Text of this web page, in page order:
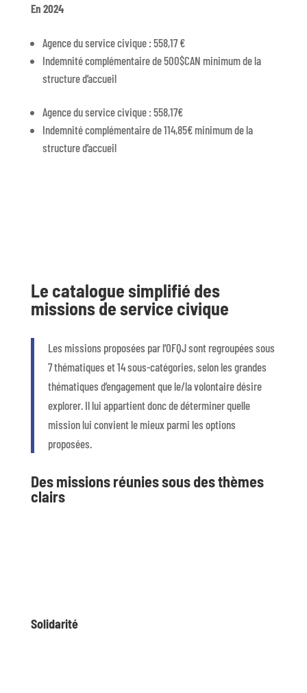
En 2024
Agence du service civique : 558,17 €
Indemnitécomplémentaire de 500$CAN minimum de la
structure d’accueil
Agence du service civique : 558,17€
Indemnité complémentaire de114,85€ minimum de la
structure d’accueil
Le catalogue simplifié des
missions de service civique
Les missions proposées par l’OFQJ sont regroupées sous
7 thématiques et 14 sous-catégories, selon les grandes
thématiques d’engagement que le/la volontaire désire
explorer. Il lui appartient donc de déterminer quelle
mission lui convient le mieux parmi les options
proposées.
Des missions réunies sous des thèmes
clairs
Solidarité